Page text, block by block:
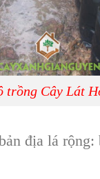
trồng Cây Lát
địa lá